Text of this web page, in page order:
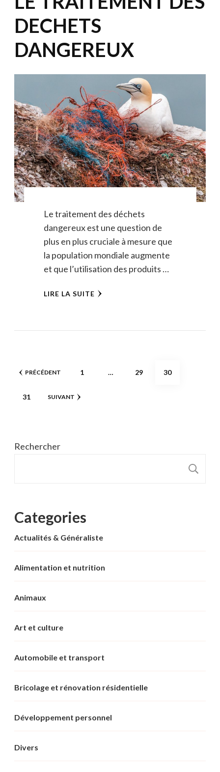
DECHETS
DANGEREUX
Le traitement des déchets
dangereux est une question de
plus en plus cruciale à mesure que
la population mondiale augmente
et que l’utilisation des produits …
LIRE LA SUITE
Pagination
publications
PRÉCÉDENT PAGE
1 … PAGE
29 PAGE
30
PAGE
31 SUIVANT
Rechercher
Categories
Actualités & Généraliste
Alimentation et nutrition
Animaux
Art et culture
Automobile et transport
Bricolage et rénovation résidentielle
Développement personnel
Divers